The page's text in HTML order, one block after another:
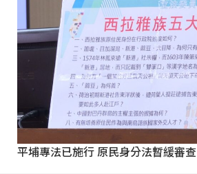
平埔專法已施行 原民身分法暫緩審查